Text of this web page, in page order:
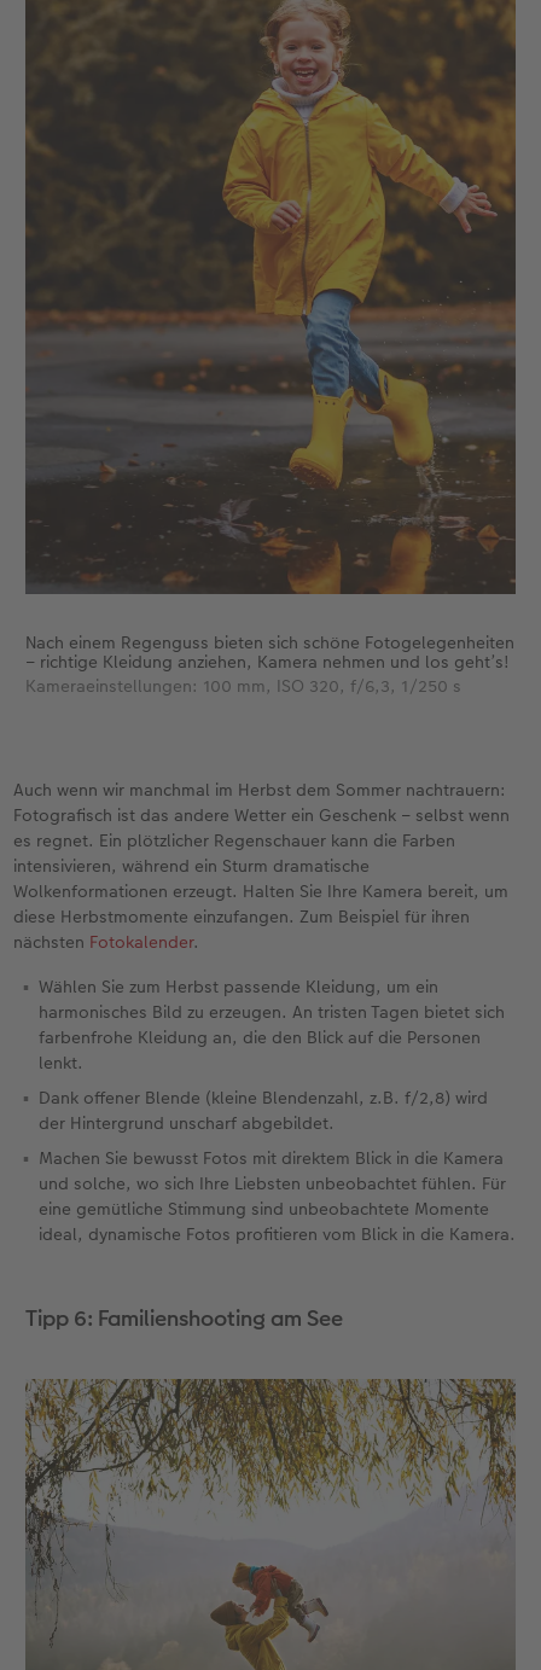
Nach einem Regenguss bieten sich schöne Fotogelegenheiten
– richtige Kleidung anziehen, Kamera nehmen und los geht’s!
Kameraeinstellungen: 100 mm, ISO 320, f/6,3, 1/250 s
Auch wenn wir manchmal im Herbst dem Sommer nachtrauern:
Fotografisch ist das andere Wetter ein Geschenk – selbst wenn
es regnet. Ein plötzlicher Regenschauer kann die Farben
intensivieren, während ein Sturm dramatische
Wolkenformationen erzeugt. Halten Sie Ihre Kamera bereit, um
diese Herbstmomente einzufangen. Zum Beispiel für ihren
nächsten Fotokalender.
Wählen Sie zum Herbst passende Kleidung, um ein
harmonisches Bild zu erzeugen. An tristen Tagen bietet sich
farbenfrohe Kleidung an, die den Blick auf die Personen
lenkt.
Dank offener Blende (kleine Blendenzahl, z.B. f/2,8) wird
der Hintergrund unscharf abgebildet.
Machen Sie bewusst Fotos mit direktem Blick in die Kamera
und solche, wo sich Ihre Liebsten unbeobachtet fühlen. Für
eine gemütliche Stimmung sind unbeobachtete Momente
ideal, dynamische Fotos profitieren vom Blick in die Kamera.
Tipp 6: Familienshooting am See